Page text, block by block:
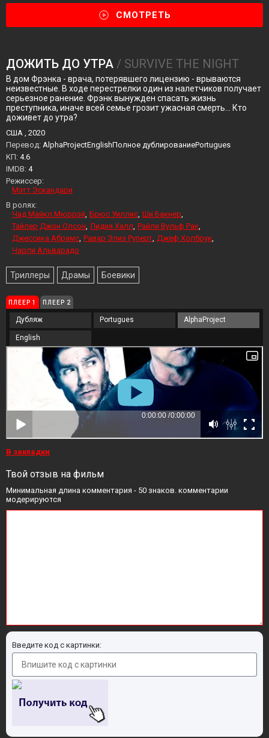
СМОТРЕТЬ
ДОЖИТЬ ДО УТРА / SURVIVE THE NIGHT
В дом Фрэнка - врача, потерявшего лицензию - врываются
неизвестные. В ходе перестрелки один из налетчиков получает
серьезное ранение. Фрэнк вынужден спасать жизнь
преступника, иначе всей семье грозит ужасная смерть... Кто
доживет до утра?
США , 2020
Перевод: AlphaProjectEnglishПолное дублированиеPortugues
KП: 4.6
IMDB: 4
Режиссер:
Мэтт Эскандари
В ролях:
Чад Майкл Мюррэй Брюс Уиллис Ши Бакнер
Тайлер Джон Олсон Лидия Халл Райли Вульф Рак
Джессика Абрамс Равар Элиз Руперт Джеф Холбрук
Чарли Альварадо
Триллеры Драмы Боевики
ПЛЕЕР 1 ПЛЕЕР 2
Дубляж Portugues AlphaProject
English
В закладки
Твой отзыв на фильм
Минимальная длина комментария - 50 знаков. комментарии
модерируются
Введите код с картинки: